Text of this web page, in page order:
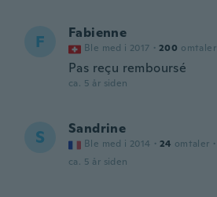
F Fabienne
Ble med i 2017 · 200 omtaler
Pas reçu remboursé
ca. 5 år siden
S Sandrine
Ble med i 2014 · 24 omtaler ·
ca. 5 år siden